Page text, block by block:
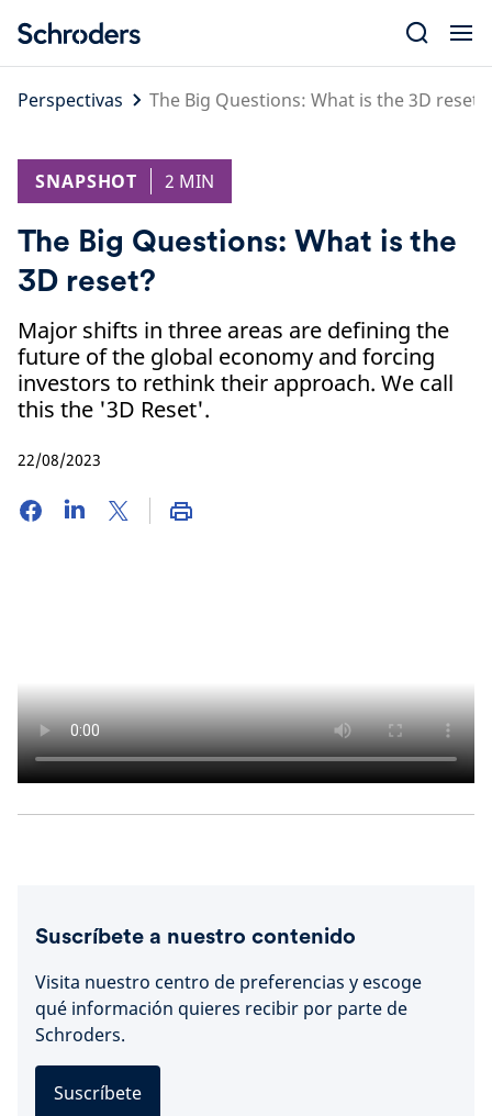
content
Perspectivas
The Big Questions: What is the 3D reset?
SNAPSHOT 2 MIN
The Big Questions: What is the
3D reset?
Major shifts in three areas are defining the
future of the global economy and forcing
investors to rethink their approach. We call
this the '3D Reset'.
22/08/2023
Suscríbete a nuestro contenido
Visita nuestro centro de preferencias y escoge
qué información quieres recibir por parte de
Schroders.
Suscríbete